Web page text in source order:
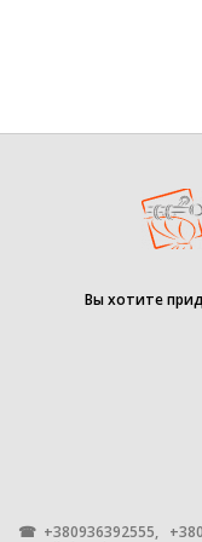
МАТЕРИАЛ
Вы хотите
☎ +380936392555,